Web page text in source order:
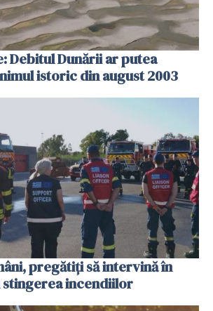
Debitul Dunării ar putea
istoric din august 2003
pregătiţi să intervină în
incendiilor